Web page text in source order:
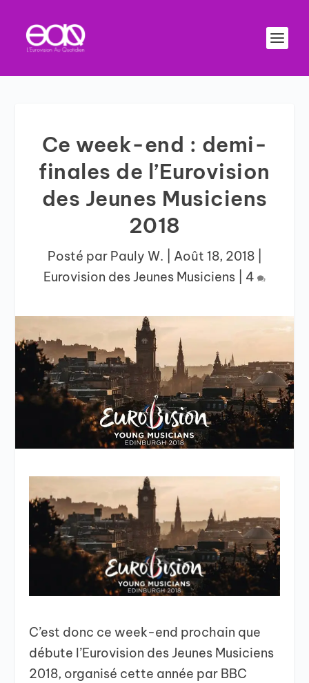
Ce week-end : demi-
finales de l’Eurovision
des Jeunes Musiciens
2018
Posté par Pauly W. Août 18, 2018|
Eurovision des Jeunes Musiciens
4
C’est donc ce week-end prochain que
débute l’Eurovision des Jeunes Musiciens
2018, organisé cette année par BBC